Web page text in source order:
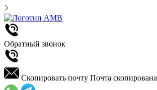
Обратный звонок
Скопировать почту Почта скопирована